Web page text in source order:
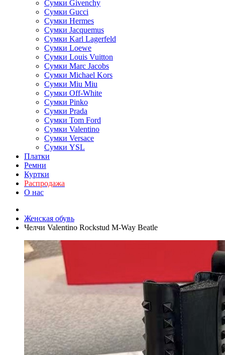
Сумки Givenchy
Сумки Gucci
Сумки Hermes
Сумки Jacquemus
Сумки Karl Lagerfeld
Сумки Loewe
Сумки Louis Vuitton
Сумки Marc Jacobs
Сумки Michael Kors
Сумки Miu Miu
Сумки Off-White
Сумки Pinko
Сумки Prada
Сумки Tom Ford
Cумки Valentino
Сумки Versace
Сумки YSL
Платки
Ремни
Куртки
Распродажа
О нас
Женская обувь
Челчи Valentino Rockstud M-Way Beatle